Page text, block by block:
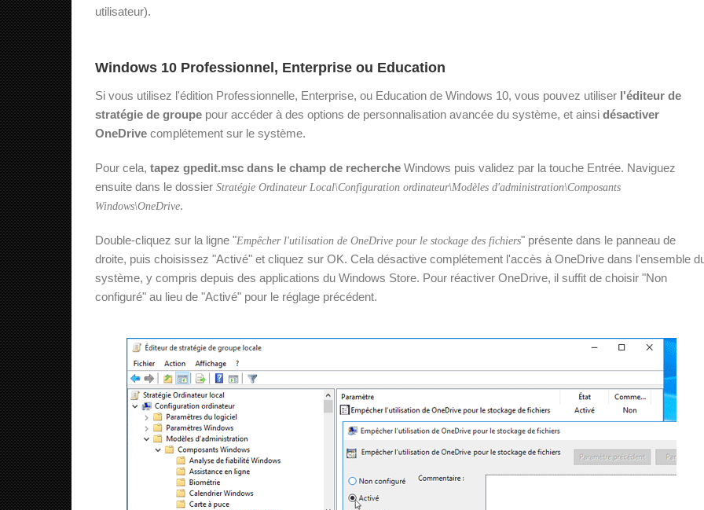
utilisateur).
Windows 10 Professionnel, Enterprise ou Education
Si vous utilisez l'édition Professionnelle, Enterprise, ou Education de Windows 10, vous pouvez utiliser l'éditeur de
stratégie de groupe pour accéder à des options de personnalisation avancée du système, et ainsi désactiver
OneDrive complétement sur le système.
Pour cela, tapez gpedit.msc dans le champ de recherche Windows puis validez par la touche Entrée. Naviguez
ensuite dans le dossier Stratégie Ordinateur Local\Configuration ordinateur\Modèles d'administration\Composants
Windows\OneDrive.
Double-cliquez sur la ligne "Empêcher l'utilisation de OneDrive pour le stockage des fichiers" présente dans le panneau de
droite, puis choisissez "Activé" et cliquez sur OK. Cela désactive complétement l'accès à OneDrive dans l'ensemble
système, y compris depuis des applications du Windows Store. Pour réactiver OneDrive, il suffit de choisir "Non
configuré" au lieu de "Activé" pour le réglage précédent.